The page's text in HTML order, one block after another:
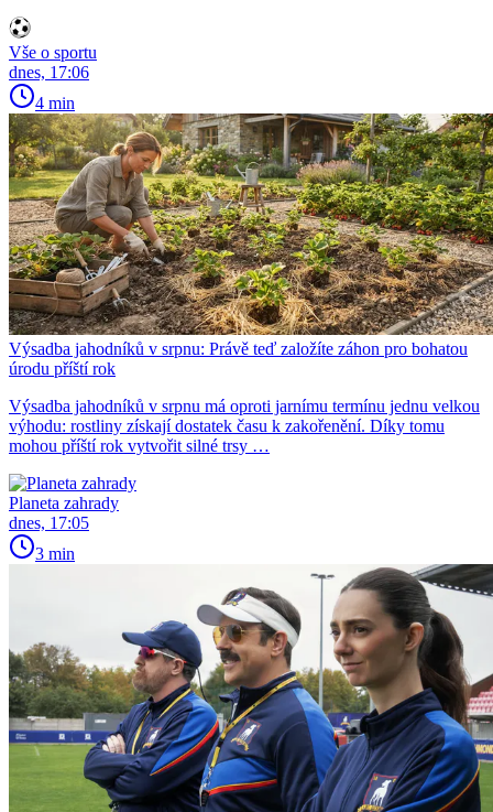
Vše o sportu
dnes, 17:06
4 min
Výsadba jahodníků v srpnu: Právě teď založíte záhon pro bohatou
úrodu příští rok
Výsadba jahodníků v srpnu má oproti jarnímu termínu jednu velkou
výhodu: rostliny získají dostatek času k zakořenění. Díky tomu
mohou příští rok vytvořit silné trsy …
Planeta zahrady
dnes, 17:05
3 min